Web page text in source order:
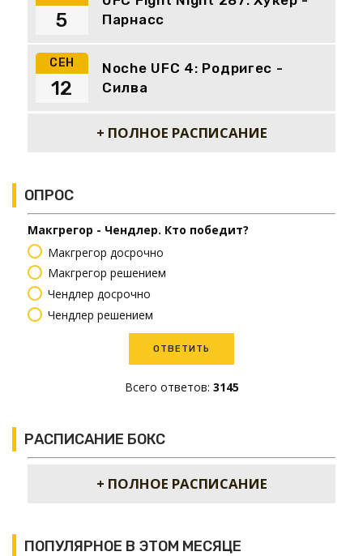
Парнасс
5
СЕН
Noche UFC 4: Родригес -
Силва
12
+ ПОЛНОЕ РАСПИСАНИЕ
ОПРОС
Макгрегор - Чендлер. Кто победит?
Макгрегор досрочно
Макгрегор решением
Чендлер досрочно
Чендлер решением
Всего ответов: 3145
РАСПИСАНИЕ БОКС
+ ПОЛНОЕ РАСПИСАНИЕ
ПОПУЛЯРНОЕ В ЭТОМ МЕСЯЦЕ